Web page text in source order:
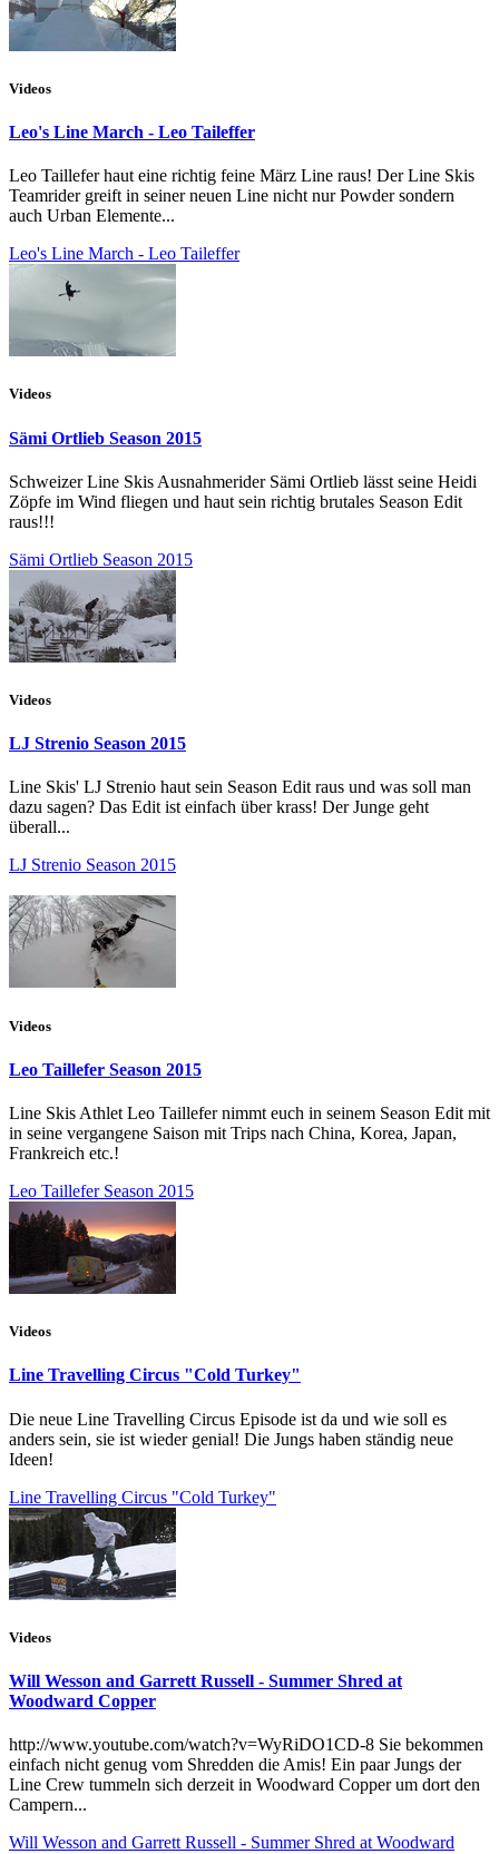
Videos
Leo's Line March - Leo Taileffer
Leo Taillefer haut eine richtig feine März Line raus! Der Line Skis
Teamrider greift in seiner neuen Line nicht nur Powder sondern
auch Urban Elemente...
Leo's Line March - Leo Taileffer
Videos
Sämi Ortlieb Season 2015
Schweizer Line Skis Ausnahmerider Sämi Ortlieb lässt seine Heidi
Zöpfe im Wind fliegen und haut sein richtig brutales Season Edit
raus!!!
Sämi Ortlieb Season 2015
Videos
LJ Strenio Season 2015
Line Skis' LJ Strenio haut sein Season Edit raus und was soll man
dazu sagen? Das Edit ist einfach über krass! Der Junge geht
überall...
LJ Strenio Season 2015
Videos
Leo Taillefer Season 2015
Line Skis Athlet Leo Taillefer nimmt euch in seinem Season Edit mit
in seine vergangene Saison mit Trips nach China, Korea, Japan,
Frankreich etc.!
Leo Taillefer Season 2015
Videos
Line Travelling Circus "Cold Turkey"
Die neue Line Travelling Circus Episode ist da und wie soll es
anders sein, sie ist wieder genial! Die Jungs haben ständig neue
Ideen!
Line Travelling Circus "Cold Turkey"
Videos
Will Wesson and Garrett Russell - Summer Shred at
Woodward Copper
http://www.youtube.com/watch?v=WyRiDO1CD-8 Sie bekommen
einfach nicht genug vom Shredden die Amis! Ein paar Jungs der
Line Crew tummeln sich derzeit in Woodward Copper um dort den
Campern...
Will Wesson and Garrett Russell - Summer Shred at Woodward